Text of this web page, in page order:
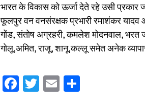
भारत के विकास को ऊर्जा देते रहे उसी प्रकार
फूलपुर वन वनसंरक्षक प्रभारी रमाशंकर
गोंड, संतोष अग्रहरी, कमलेश मोदनवाल, भरत
गोलू,अमित, राजू, शानू,कल्लू समेत अनेक
Facebook
Twitter
Email